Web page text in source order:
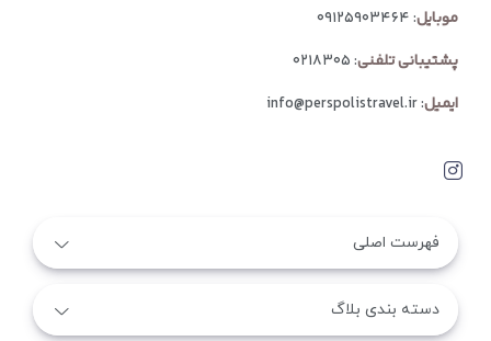
موبایل:۰۹۱۲۵۹۰۳۴۶۴
پشتیبانی تلفنی:۰۲۱۸۳۰۵
ایمیل:
info@perspolistravel.ir
فهرست اصلی
دسته بندی بلاگ